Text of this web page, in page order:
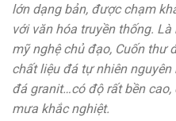
lớn dạng bản, được chạm
với văn hóa truyền thống.
mỹ nghệ chủ đạo, Cuốn thư
chất liệu đá tự nhiên
đá granit…có độ rất bền
mưa khắc nghiệt.